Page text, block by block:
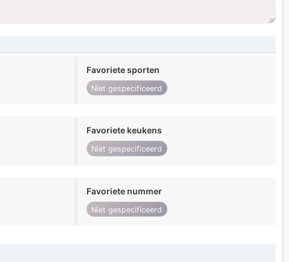
Favoriete sporten
Niet gespecificeerd
Favoriete keukens
Niet gespecificeerd
Favoriete nummer
Niet gespecificeerd